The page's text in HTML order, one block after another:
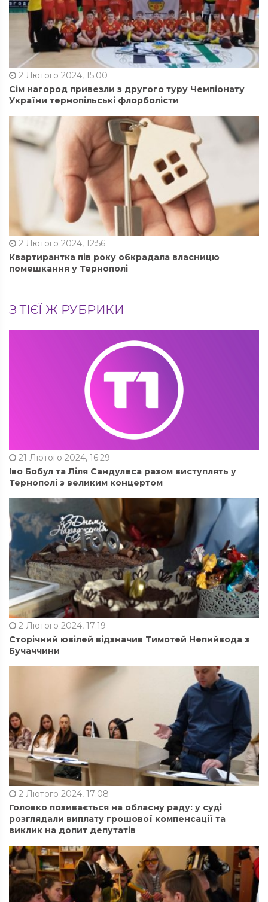
2 Лютого 2024, 15:00
Сім нагород привезли з другого туру Чемпіонату
України тернопільські флорболісти
2 Лютого 2024, 12:56
Квартирантка пів року обкрадала власницю
помешкання у Тернополі
З ТІЄЇ Ж РУБРИКИ
21 Лютого 2024, 16:29
Іво Бобул та Ліля Сандулеса разом виступлять у
Тернополі з великим концертом
2 Лютого 2024, 17:19
Сторічний ювілей відзначив Тимотей Непийвода з
Бучаччини
2 Лютого 2024, 17:08
Головко позивається на обласну раду: у суді
розглядали виплату грошової компенсації та
виклик на допит депутатів